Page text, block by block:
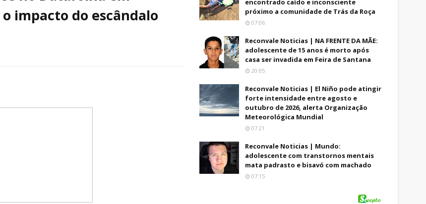
impacto do escândalo
encontrado caído e inconsciente
próximo a comunidade de Trás da Roça
07:06
Reconvale Noticias | NA FRENTE DA MÃE:
adolescente de 15 anos é morto após
casa ser invadida em Feira de Santana
20:05
Reconvale Noticias | El Niño pode atingir
forte intensidade entre agosto e
outubro de 2026, alerta Organização
Meteorológica Mundial
07:21
Reconvale Noticias | Mundo:
adolescente com transtornos mentais
mata padrasto e bisavó com machado
07:15